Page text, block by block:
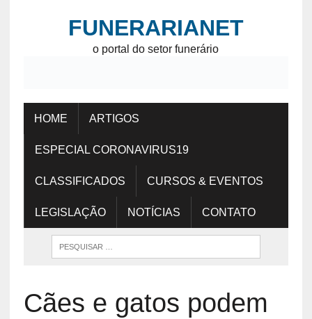
FUNERARIANET
o portal do setor funerário
HOME ARTIGOS
ESPECIAL CORONAVIRUS19
CLASSIFICADOS CURSOS & EVENTOS
LEGISLAÇÃO NOTÍCIAS CONTATO
Cães e gatos podem